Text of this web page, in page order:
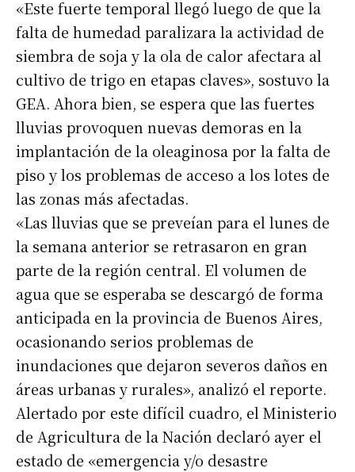
«Este fuerte temporal llegó luego de que la
falta de humedad paralizara la actividad de
siembra de soja y la ola de calor afectara al
cultivo de trigo en etapas claves», sostuvo la
GEA. Ahora bien, se espera que las fuertes
lluvias provoquen nuevas demoras en la
implantación de la oleaginosa por la falta de
piso y los problemas de acceso a los lotes de
las zonas más afectadas.
«Las lluvias que se preveían para el lunes de
la semana anterior se retrasaron en gran
parte de la región central. El volumen de
agua que se esperaba se descargó de forma
anticipada en la provincia de Buenos Aires,
ocasionando serios problemas de
inundaciones que dejaron severos daños en
áreas urbanas y rurales», analizó el reporte.
Alertado por este difícil cuadro, el Ministerio
de Agricultura de la Nación declaró ayer el
estado de «emergencia y/o desastre